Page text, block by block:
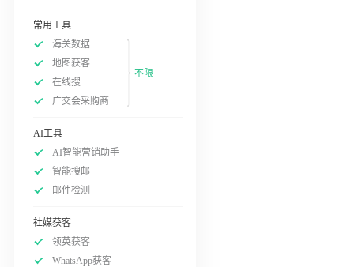
常用工具
海关数据
地图获客
在线搜
广交会采购商
不限
AI工具
AI智能营销助手
智能搜邮
邮件检测
社媒获客
领英获客
WhatsApp获客